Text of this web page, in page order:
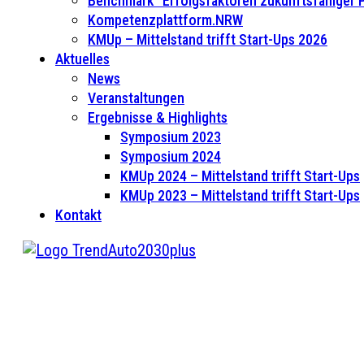
Kompetenzplattform.NRW
KMUp – Mittelstand trifft Start-Ups 2026
Aktuelles
News
Veranstaltungen
Ergebnisse & Highlights
Symposium 2023
Symposium 2024
KMUp 2024 – Mittelstand trifft Start-Ups
KMUp 2023 – Mittelstand trifft Start-Ups
Kontakt